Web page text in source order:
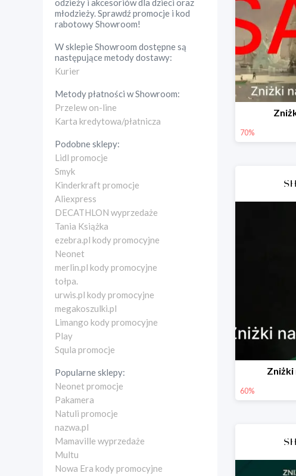
odzieży i akcesoriów dla dzieci oraz
młodzieży. Sprawdź promocje i kod
rabotowy Showroom!
W sklepieShowroom dostępne są
następujące metody dostawy:
Kurier
Metody płatności wShowroom:
Przelew on-line
Karta kredytowa/płatnicza
Podobne sklepy:
Lidl promocje
Smyk
Kinderkraft promocje
Aliexpress
DECATHLON wyprzedaże
Tania Książka
ezebra.pl kody promocyjne
Neonet
merlin.pl kody promocyjne
tołpa.
urwis.pl kody promocyjne
megakoszulki.pl
Limango kody promocyjne
Play
Squla promocje
Popularne sklepy:
Neonet promocje
Pakamera
Natuli promocje
nazwa.pl
Mamaville wyprzedaże
Multu
Nowa Era kody promocyjne
70%
Zniżki
60%